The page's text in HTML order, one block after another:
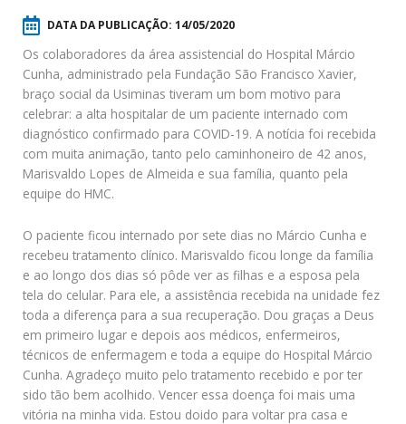
DATA DA PUBLICAÇÃO: 14/05/2020
Os colaboradores da área assistencial do Hospital Márcio
Cunha, administrado pela Fundação São Francisco Xavier,
braço social da Usiminas tiveram um bom motivo para
celebrar: a alta hospitalar de um paciente internado com
diagnóstico confirmado para COVID-19. A notícia foi recebida
com muita animação, tanto pelo caminhoneiro de 42 anos,
Marisvaldo Lopes de Almeida e sua família, quanto pela
equipe do HMC.
O paciente ficou internado por sete dias no Márcio Cunha e
recebeu tratamento clínico. Marisvaldo ficou longe da família
e ao longo dos dias só pôde ver as filhas e a esposa pela
tela do celular. Para ele, a assistência recebida na unidade fez
toda a diferença para a sua recuperação. Dou graças a Deus
em primeiro lugar e depois aos médicos, enfermeiros,
técnicos de enfermagem e toda a equipe do Hospital Márcio
Cunha. Agradeço muito pelo tratamento recebido e por ter
sido tão bem acolhido. Vencer essa doença foi mais uma
vitória na minha vida. Estou doido para voltar pra casa e